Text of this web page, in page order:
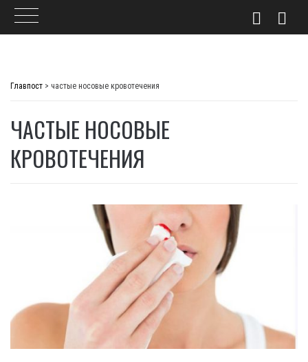
Главпост > частые носовые кровотечения
ЧАСТЫЕ НОСОВЫЕ
КРОВОТЕЧЕНИЯ